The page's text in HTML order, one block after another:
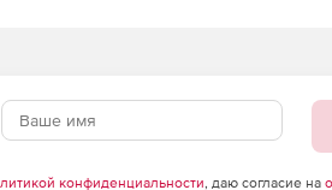
конфиденциальности, даю согласие на